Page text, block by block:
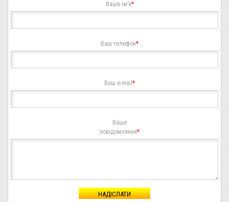
Ваше ім’я*
Ваш телефон*
Ваш e-mail*
Ваше
повідомлення*
НАДІСЛАТИ